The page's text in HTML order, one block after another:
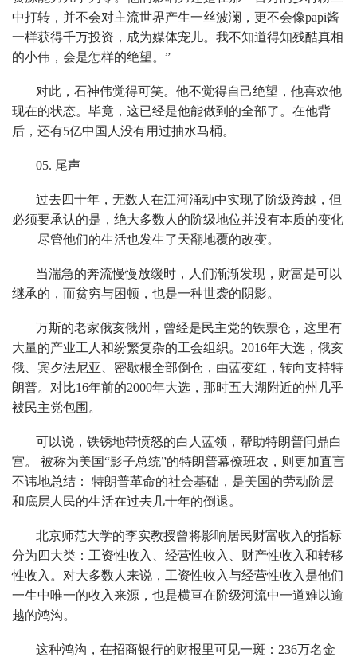
中打转，并不会对主流世界产生一丝波澜，更不会像papi酱
一样获得千万投资，成为媒体宠儿。我不知道得知残酷真相
的小伟，会是怎样的绝望。”
对此，石神伟觉得可笑。他不觉得自己绝望，他喜欢他
现在的状态。毕竟，这已经是他能做到的全部了。在他背
后，还有5亿中国人没有用过抽水马桶。
05. 尾声
过去四十年，无数人在江河涌动中实现了阶级跨越，但
必须要承认的是，绝大多数人的阶级地位并没有本质的变化
——尽管他们的生活也发生了天翻地覆的改变。
当湍急的奔流慢慢放缓时，人们渐渐发现，财富是可以
继承的，而贫穷与困顿，也是一种世袭的阴影。
万斯的老家俄亥俄州，曾经是民主党的铁票仓，这里有
大量的产业工人和纷繁复杂的工会组织。2016年大选，俄亥
俄、宾夕法尼亚、密歇根全部倒仓，由蓝变红，转向支持特
朗普。对比16年前的2000年大选，那时五大湖附近的州几乎
被民主党包围。
可以说，铁锈地带愤怒的白人蓝领，帮助特朗普问鼎白
宫。 被称为美国“影子总统”的特朗普幕僚班农，则更加直言
不讳地总结： 特朗普革命的社会基础，是美国的劳动阶层
和底层人民的生活在过去几十年的倒退。
北京师范大学的李实教授曾将影响居民财富收入的指标
分为四大类：工资性收入、经营性收入、财产性收入和转移
性收入。对大多数人来说，工资性收入与经营性收入是他们
一生中唯一的收入来源，也是横亘在阶级河流中一道难以逾
越的鸿沟。
这种鸿沟，在招商银行的财报里可见一斑：236万名金